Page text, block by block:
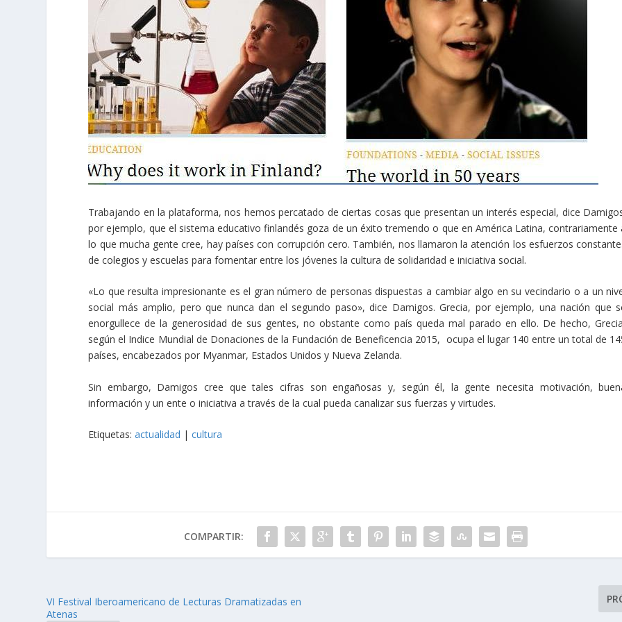
Trabajando en la plataforma, nos hemos percatado de ciertas cosas que presentan un interés especial, dice
por ejemplo, que el sistema educativo finlandés goza de un éxito tremendo o que en América Latina, contrariamente
lo que mucha gente cree, hay países con corrupción cero. También, nos llamaron la atención los esfuerzos
de colegios y escuelas para fomentar entre los jóvenes la cultura de solidaridad e iniciativa social.
«Lo que resulta impresionante es el gran número de personas dispuestas a cambiar algo en su vecindario o a un
social más amplio, pero que nunca dan el segundo paso», dice Damigos. Grecia, por ejemplo, una nación que
enorgullece de la generosidad de sus gentes, no obstante como país queda mal parado en ello. De hecho,
según el Indice Mundial de Donaciones de la Fundación de Beneficencia 2015, ocupa el lugar 140 entre un total de
países, encabezados por Myanmar, Estados Unidos y Nueva Zelanda.
Sin embargo, Damigos cree que tales cifras son engañosas y, según él, la gente necesita motivación,
información y un ente o iniciativa a través de la cual pueda canalizar sus fuerzas y virtudes.
Etiquetas:actualidad |cultura
COMPARTIR:
VI Festival Iberoamericano de Lecturas Dramatizadas en
Atenas